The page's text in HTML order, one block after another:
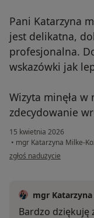
Pani Katarzyna
jest delikatna,
profesjonalna.
wskazówki jak
Wizyta minęła w
zdecydowanie
15 kwietnia 2026
• mgr Katarzyna Milke-
w opinii użytkownika SM
zgłoś nadużycie
mgr Katarzyna
Bardzo dziękuję